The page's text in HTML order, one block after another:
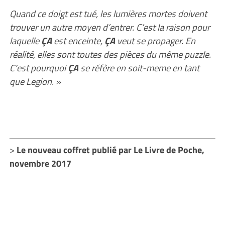
Quand ce doigt est tué, les lumières mortes doivent
trouver un autre moyen d’entrer. C’est la raison pour
laquelleÇAest enceinte, ÇA veut se propager. En
réalité, elles sont toutes des pièces du même puzzle.
C’est pourquoiÇAse réfère en soit-meme en tant
que Legion. »
> Le nouveau coffret publié par Le Livre de Poche,
novembre 2017